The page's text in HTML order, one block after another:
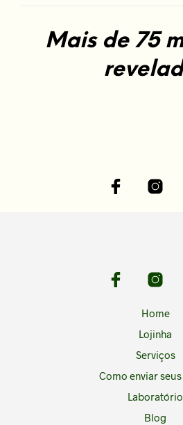
Mais de 75
Home
Lojinha
Serviços
Como enviar
Laboratório
Blog